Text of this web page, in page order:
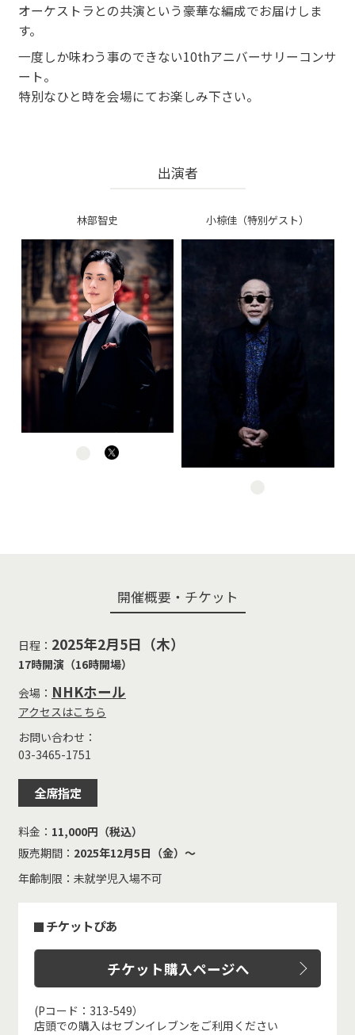
オーケストラとの共演という豪華な編成でお届けしま
す。
一度しか味わう事のできない10thアニバーサリーコンサ
ート。
特別なひと時を会場にてお楽しみ下さい。
出演者
林部智史 小椋佳（特別ゲスト）
開催概要・チケット
日程： 2025年2月5日（木）
17時開演（16時開場）
会場： NHKホール
アクセスはこちら
お問い合わせ：
03-3465-1751
全席指定
料金： 11,000円（税込）
販売期間： 2025年12月5日（金）～
年齢制限：未就学児入場不可
チケットぴあ
チケット購入ページへ
(Pコード：313-549）
店頭での購入はセブンイレブンをご利用ください